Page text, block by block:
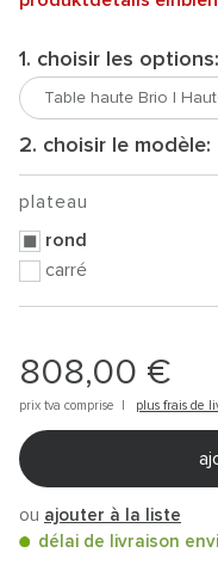
1. choisir les options:
2. choisir le modèle:
plateau
rond
carré
808,00 €
prix tva comprise | plus frais de
ou ajouter à la liste
délai de livraison